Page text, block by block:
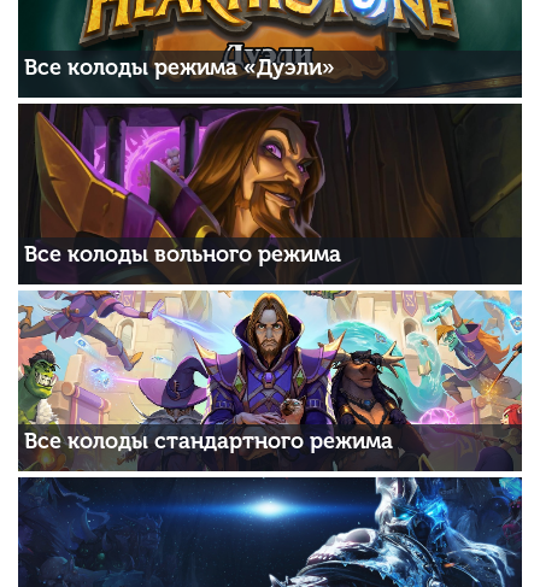
Все колоды режима «Дуэли»
Все колоды вольного режима
Все колоды стандартного режима